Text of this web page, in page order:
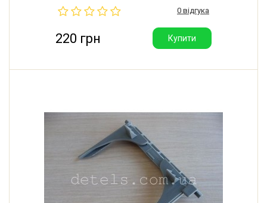
0 відгука
220 грн Купити